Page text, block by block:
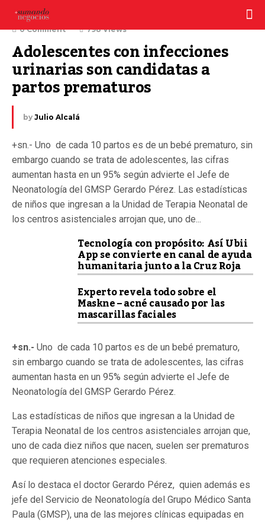
14 enero, 2021
0 Comment
798 Views
Adolescentes con infecciones
urinarias son candidatas a
partos prematuros
by Julio Alcalá
+sn.- Uno de cada 10 partos es de un bebé prematuro, sin
embargo cuando se trata de adolescentes, las cifras
aumentan hasta en un 95% según advierte el Jefe de
Neonatología del GMSP Gerardo Pérez. Las estadísticas
de niños que ingresan a la Unidad de Terapia Neonatal de
los centros asistenciales arrojan que, uno de...
Tecnología con propósito: Así Ubii
App se convierte en canal de ayuda
humanitaria junto a la Cruz Roja
Experto revela todo sobre el
Maskne – acné causado por las
mascarillas faciales
+sn.- Uno de cada 10 partos es de un bebé prematuro,
sin embargo cuando se trata de adolescentes, las cifras
aumentan hasta en un 95% según advierte el Jefe de
Neonatología del GMSP Gerardo Pérez.
Las estadísticas de niños que ingresan a la Unidad de
Terapia Neonatal de los centros asistenciales arrojan que,
uno de cada diez niños que nacen, suelen ser prematuros
que requieren atenciones especiales.
Así lo destaca el doctor Gerardo Pérez, quien además es
jefe del Servicio de Neonatología del Grupo Médico Santa
Paula (GMSP), una de las mejores clínicas equipadas en